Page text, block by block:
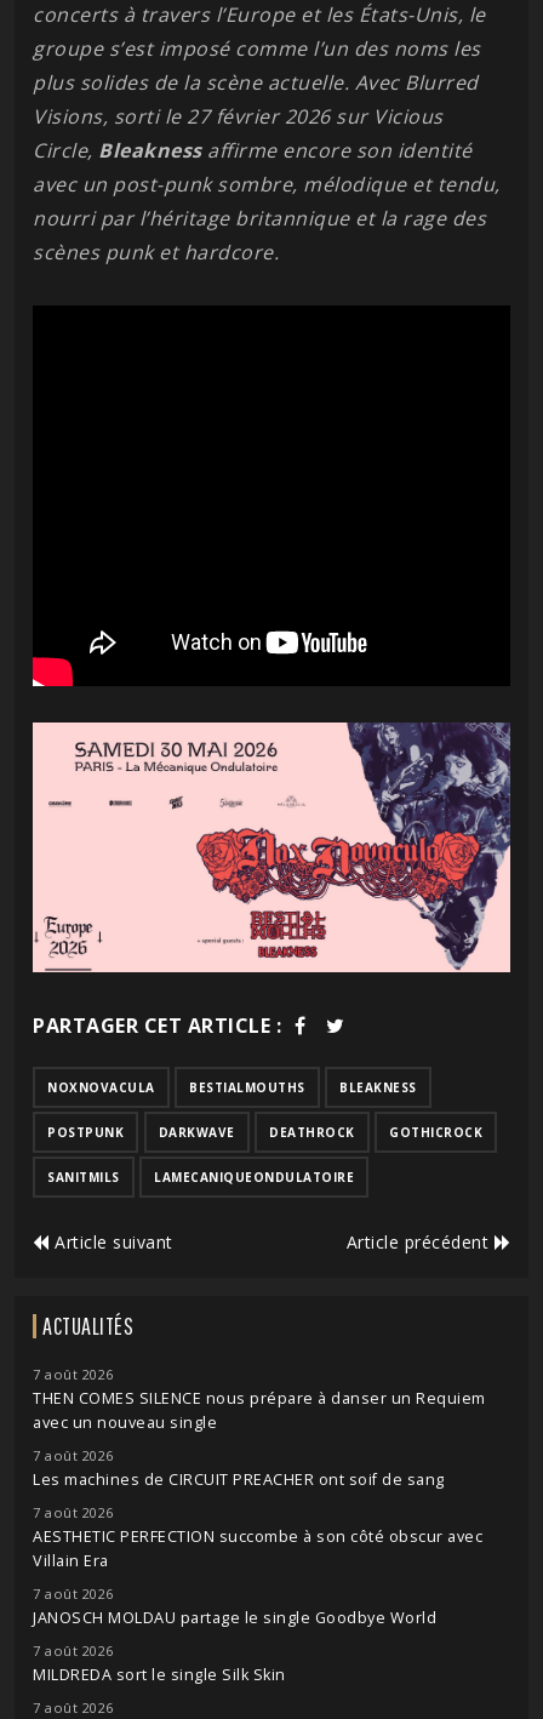
concerts à travers l’Europe et les États-Unis, le
groupe s’est imposé comme l’un des noms les
plus solides de la scène actuelle. Avec Blurred
Visions, sorti le 27 février 2026 sur Vicious
Circle, Bleaknessaffirme encore son identité
avec un post-punk sombre, mélodique et tendu,
nourri par l’héritage britannique et la rage des
scènes punk et hardcore.
PARTAGER CET ARTICLE :
NOXNOVACULA BESTIALMOUTHS BLEAKNESS
POSTPUNK DARKWAVE DEATHROCK GOTHICROCK
SANITMILS LAMECANIQUEONDULATOIRE
Article suivant Article précédent
ACTUALITÉS
7 août 2026
THEN COMES SILENCE nous prépare à danser un Requiem
avec un nouveau single
7 août 2026
Les machines de CIRCUIT PREACHER ont soif de sang
7 août 2026
AESTHETIC PERFECTION succombe à son côté obscur avec
Villain Era
7 août 2026
JANOSCH MOLDAU partage le single Goodbye World
7 août 2026
MILDREDA sort le single Silk Skin
7 août 2026